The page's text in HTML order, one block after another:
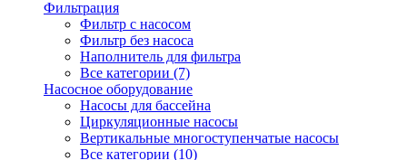
Фильтрация
Фильтр с насосом
Фильтр без насоса
Наполнитель для фильтра
Все категории (7)
Насосное оборудование
Насосы для бассейна
Циркуляционные насосы
Вертикальные многоступенчатые насосы
Все категории (10)